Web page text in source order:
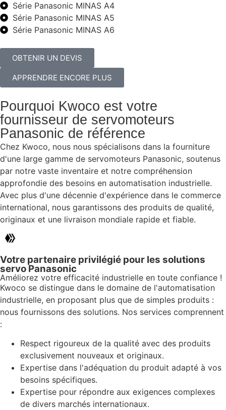
Série Panasonic MINAS A4
Série Panasonic MINAS A5
Série Panasonic MINAS A6
OBTENIR UN DEVIS
APPRENDRE ENCORE PLUS
Pourquoi Kwoco est votre
fournisseur de servomoteurs
Panasonic de référence
Chez Kwoco, nous nous spécialisons dans la fourniture
d'une large gamme de servomoteurs Panasonic, soutenus
par notre vaste inventaire et notre compréhension
approfondie des besoins en automatisation industrielle.
Avec plus d'une décennie d'expérience dans le commerce
international, nous garantissons des produits de qualité,
originaux et une livraison mondiale rapide et fiable.
Votre partenaire privilégié pour les solutions
servo Panasonic
Améliorez votre efficacité industrielle en toute confiance !
Kwoco se distingue dans le domaine de l'automatisation
industrielle, en proposant plus que de simples produits :
nous fournissons des solutions. Nos services comprennent
:
Respect rigoureux de la qualité avec des produits
exclusivement nouveaux et originaux.
Expertise dans l'adéquation du produit adapté à vos
besoins spécifiques.
Expertise pour répondre aux exigences complexes
de divers marchés internationaux.